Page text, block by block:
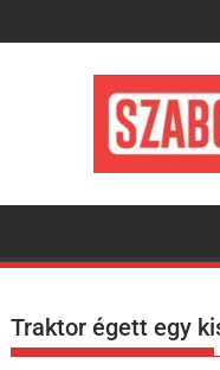
to
Traktor égett egy